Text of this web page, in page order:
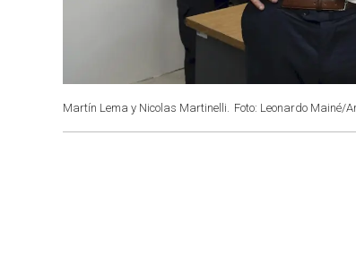
Martín Lema y Nicolas Martinelli. Foto: Leonardo Mainé/